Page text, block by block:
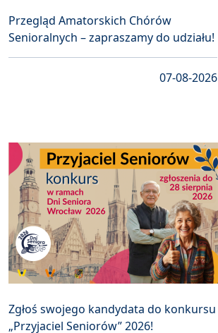
Przegląd Amatorskich Chórów
Senioralnych – zapraszamy do udziału!
07-08-2026
Zgłoś swojego kandydata do konkursu
„Przyjaciel Seniorów” 2026!